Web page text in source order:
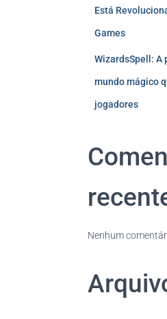
Está
Games
WizardsSpell: A
mundo mágico
jogadores
Nenhum